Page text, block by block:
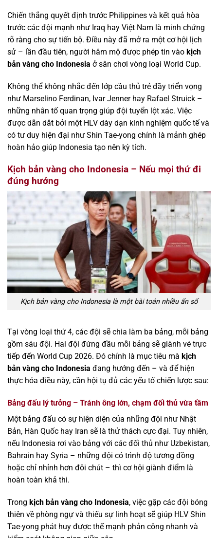
Chiến thắng quyết định trước Philippines và kết quả hòa
trước các đội mạnh như Iraq hay Việt Nam là minh chứng
rõ ràng cho sự tiến bộ. Điều này đã mở ra một cơ hội lịch
sử – lần đầu tiên, người hâm mộ được phép tin vào kịch
bản vàng cho Indonesia ở sân chơi vòng loại World Cup.
Không thể không nhắc đến lớp cầu thủ trẻ đầy triển vọng
như Marselino Ferdinan, Ivar Jenner hay Rafael Struick –
những nhân tố quan trọng giúp đội tuyển lột xác. Việc
được dẫn dắt bởi một HLV dày dạn kinh nghiệm quốc tế và
có tư duy hiện đại như Shin Tae-yong chính là mảnh ghép
hoàn hảo giúp Indonesia tạo nên kỳ tích.
Kịch bản vàng cho Indonesia – Nếu mọi thứ đi
đúng hướng
Kịch bản vàng cho Indonesia là một bài toán nhiều ẩn số
Tại vòng loại thứ 4, các đội sẽ chia làm ba bảng, mỗi bảng
gồm sáu đội. Hai đội đứng đầu mỗi bảng sẽ giành vé trực
tiếp đến World Cup 2026. Đó chính là mục tiêu mà kịch
bản vàng cho Indonesia đang hướng đến – và để hiện
thực hóa điều này, cần hội tụ đủ các yếu tố chiến lược sau:
Bảng đấu lý tưởng – Tránh ông lớn, chạm đối thủ vừa tầm
Một bảng đấu có sự hiện diện của những đội như Nhật
Bản, Hàn Quốc hay Iran sẽ là thử thách cực đại. Tuy nhiên,
nếu Indonesia rơi vào bảng với các đối thủ như Uzbekistan,
Bahrain hay Syria – những đội có trình độ tương đồng
hoặc chỉ nhỉnh hơn đôi chút – thì cơ hội giành điểm là
hoàn toàn khả thi.
Trong kịch bản vàng cho Indonesia, việc gặp các đội bóng
thiên về phòng ngự và thiếu sự linh hoạt sẽ giúp HLV Shin
Tae-yong phát huy được thế mạnh phản công nhanh và